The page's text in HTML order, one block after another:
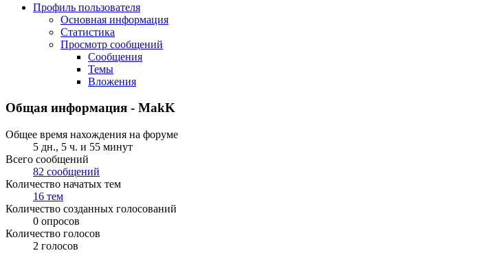
Профиль пользователя
Основная информация
Статистика
Просмотр сообщений
Сообщения
Темы
Вложения
Общая информация - MakK
Общее время нахождения на форуме
5 дн., 5 ч. и 55 минут
Всего сообщений
82 сообщений
Количество начатых тем
16 тем
Количество созданных голосований
0 опросов
Количество голосов
2 голосов